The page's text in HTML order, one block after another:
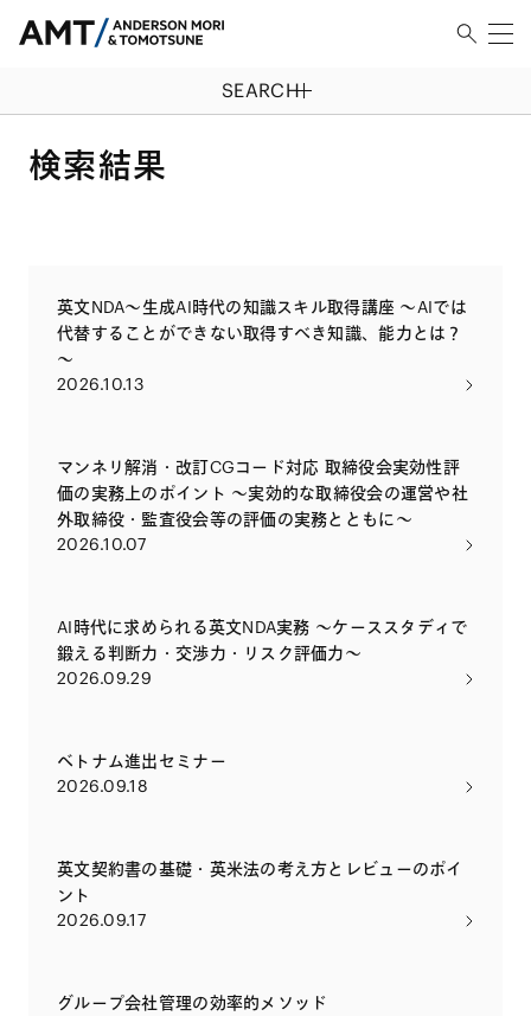
SEARCH
検索結果
英文NDA～生成AI時代の知識スキル取得講座 ～AIでは
代替することができない取得すべき知識、能力とは？
～
2026.10.13
マンネリ解消・改訂CGコード対応 取締役会実効性評
価の実務上のポイント 〜実効的な取締役会の運営や社
外取締役・監査役会等の評価の実務とともに〜
2026.10.07
AI時代に求められる英文NDA実務 〜ケーススタディで
鍛える判断力・交渉力・リスク評価力〜
2026.09.29
ベトナム進出セミナー
2026.09.18
英文契約書の基礎・英米法の考え方とレビューのポイ
ント
2026.09.17
グループ会社管理の効率的メソッド